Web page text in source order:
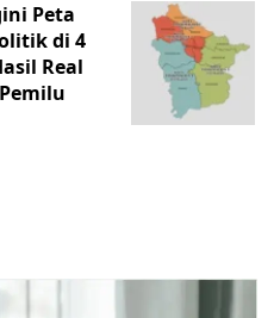
Peta
di 4
Real